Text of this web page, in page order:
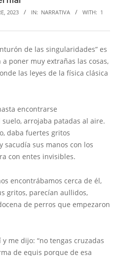
2023 IN: NARRATIVA WITH: 1
de las singularidades” es
poner muy extrañas las cosas,
las leyes de la física clásica
encontrarse
arrojaba patadas al aire.
daba fuertes gritos
sacudía sus manos con los
con entes invisibles.
encontrábamos cerca de él,
gritos, parecían aullidos,
de perros que empezaron
me dijo: “no tengas cruzadas
de equis porque de esa